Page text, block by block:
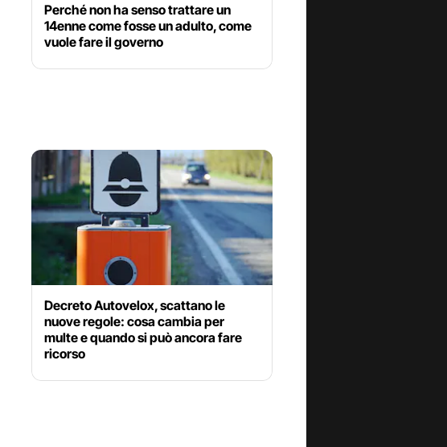
Perché non ha senso trattare un
14enne come fosse un adulto, come
vuole fare il governo
Decreto Autovelox, scattano le
nuove regole: cosa cambia per
multe e quando si può ancora fare
ricorso